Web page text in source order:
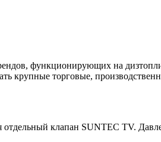
функционирующих на
крупные торговые,
отдельный клапан SUNTEC TV.